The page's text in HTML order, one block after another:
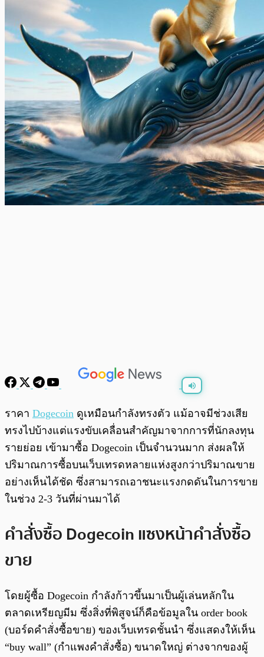
0:00 / 0:00
ราคา Dogecoin ดูเหมือนกำลังทรงตัว แม้อาจมีช่วงเสีย
ทรงไปบ้างแต่แรงขับเคลื่อนสำคัญมาจากการที่นักลงทุน
รายย่อย เข้ามาซื้อ Dogecoin เป็นจำนวนมาก ส่งผลให้
ปริมาณการซื้อบนเว็บเทรดหลายแห่งสูงกว่าปริมาณขาย
อย่างเห็นได้ชัด ซึ่งสามารถเอาชนะแรงกดดันในการขาย
ในช่วง 2-3 วันที่ผ่านมาได้
คำสั่งซื้อ Dogecoin แซงหน้าคำสั่งซื้อ
ขาย
โดยผู้ซื้อ Dogecoin กำลังก้าวขึ้นมาเป็นผู้เล่นหลักใน
ตลาดเหรียญมีม ซึ่งสิ่งที่พิสูจน์ก็คือข้อมูลใน order book
(บอร์ดคำสั่งซื้อขาย) ของเว็บเทรดชั้นนำ ซึ่งแสดงให้เห็น
“buy wall” (กำแพงคำสั่งซื้อ) ขนาดใหญ่ ต่างจากของผู้